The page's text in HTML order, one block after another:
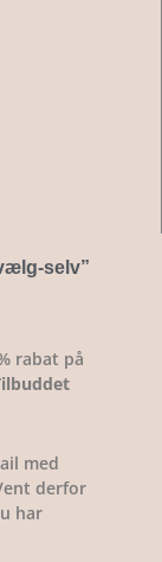
selv”
rabat på
med
derfor
har